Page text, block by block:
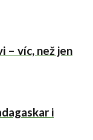
– víc, než jen
i